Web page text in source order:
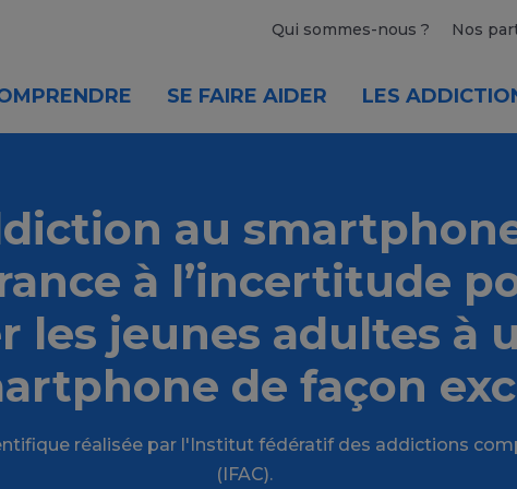
Qui sommes-nous ? Nos
SE FAIRE AIDER LES
au
à l’incertitude
les jeunes adultes à
de façon
réalisée par l'Institut fédératif des addictions
(IFAC).